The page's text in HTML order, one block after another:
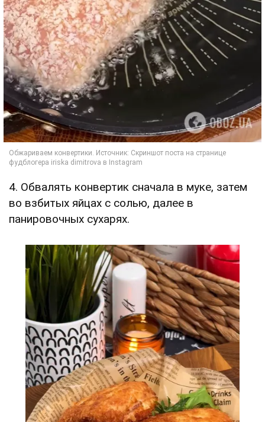
4. Обвалять конвертик сначала в муке, затем
во взбитых яйцах с солью, далее в
панировочных сухарях.